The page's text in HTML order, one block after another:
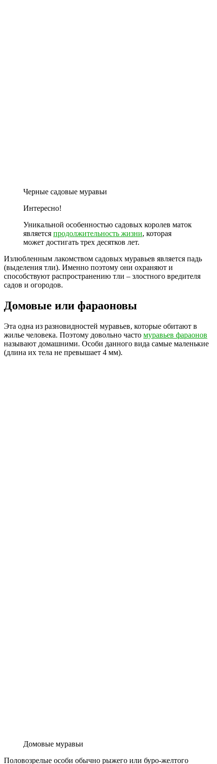
Черные садовые муравьи
Интересно!
Уникальной особенностью садовых королев маток
является продолжительность жизни, которая
может достигать трех десятков лет.
Излюбленным лакомством садовых муравьев является падь
(выделения тли). Именно поэтому они охраняют и
способствуют распространению тли – злостного вредителя
садов и огородов.
Домовые или фараоновы
Эта одна из разновидностей муравьев, которые обитают в
жилье человека. Поэтому довольно часто муравьев фараонов
называют домашними. Особи данного вида самые маленькие
(длина их тела не превышает 4 мм).
Домовые муравьи
Половозрелые особи обычно рыжего или буро-желтого